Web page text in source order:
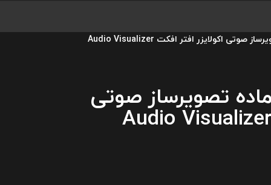
دانلود پکیج پروژه آماده تصویرساز صوتی اکولایزر افتر افکت Audio Visualizer
تصویرساز صوتی
اکولایزر افتر افکت Audio Visualizer